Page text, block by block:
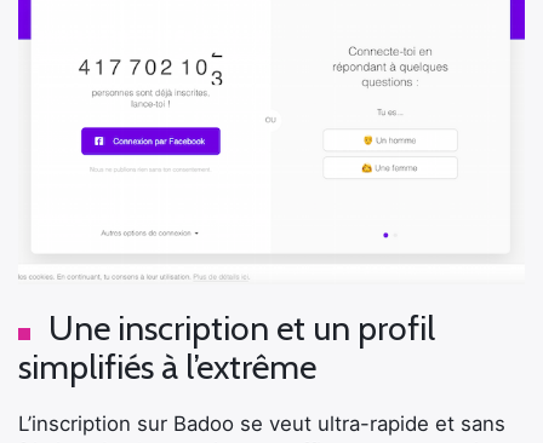
Une inscription et un profil
simplifiés à l’extrême
L’inscription sur Badoo se veut ultra-rapide et sans